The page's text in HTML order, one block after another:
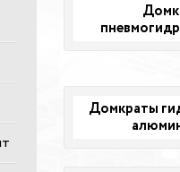
Домкраты